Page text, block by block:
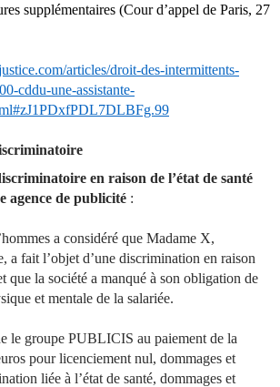
supplémentaires (Cour d’appel de Paris, 27
articles/droit-des-intermittents-
cddu-une-assistante-
en raison de l’état de santé
agence de publicité :
a considéré que Madame X,
a fait l’objet d’une discrimination en raison
que la société a manqué à son obligation de
et mentale de la salariée.
le groupe PUBLICIS au paiement de la
pour licenciement nul, dommages et
liée à l’état de santé, dommages et